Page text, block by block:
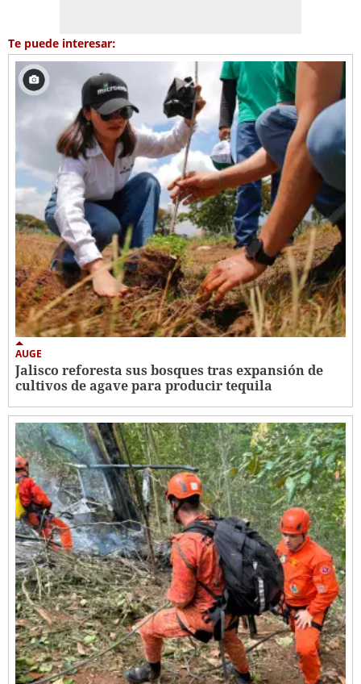
Te puede interesar:
AUGE
Jalisco reforesta sus bosques tras expansión de
cultivos de agave para producir tequila